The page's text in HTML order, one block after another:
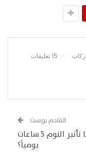
15 تعليقات
القادم بوست
ما تأثير النوم 5 ساعات
يومياً؟